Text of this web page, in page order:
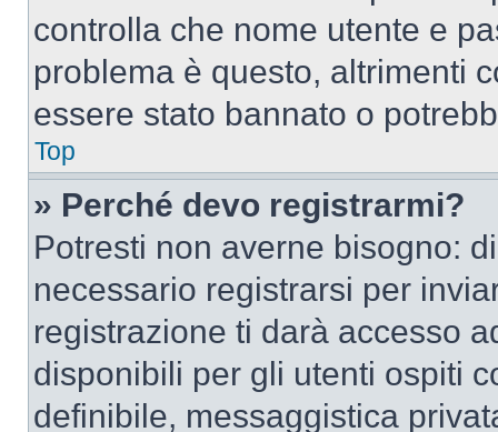
controlla che nome utente e
problema è questo, altrimenti
essere stato bannato o
Top
» Perché devo registrarmi?
Potresti non averne bisogno:
necessario registrarsi per
registrazione ti darà accesso
disponibili per gli utenti ospiti
definibile, messaggistica